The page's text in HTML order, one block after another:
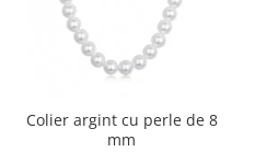
Colier argint cu perle de 8
mm